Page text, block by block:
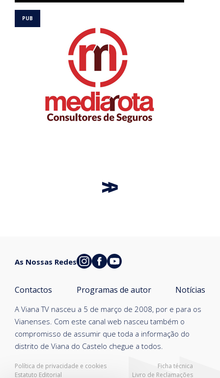
Política de privacidade e cookies
Ficha técnica
Estatuto Editorial
Livro de Reclamações
A Viana TV nasceu a 5 de março de 2008, por e para os
Vianenses. Com este canal web nasceu também o
compromisso de assumir que toda a informação do
distrito de Viana do Castelo chegue a todos.
Contactos Programas de autor Notícias
As Nossas Redes